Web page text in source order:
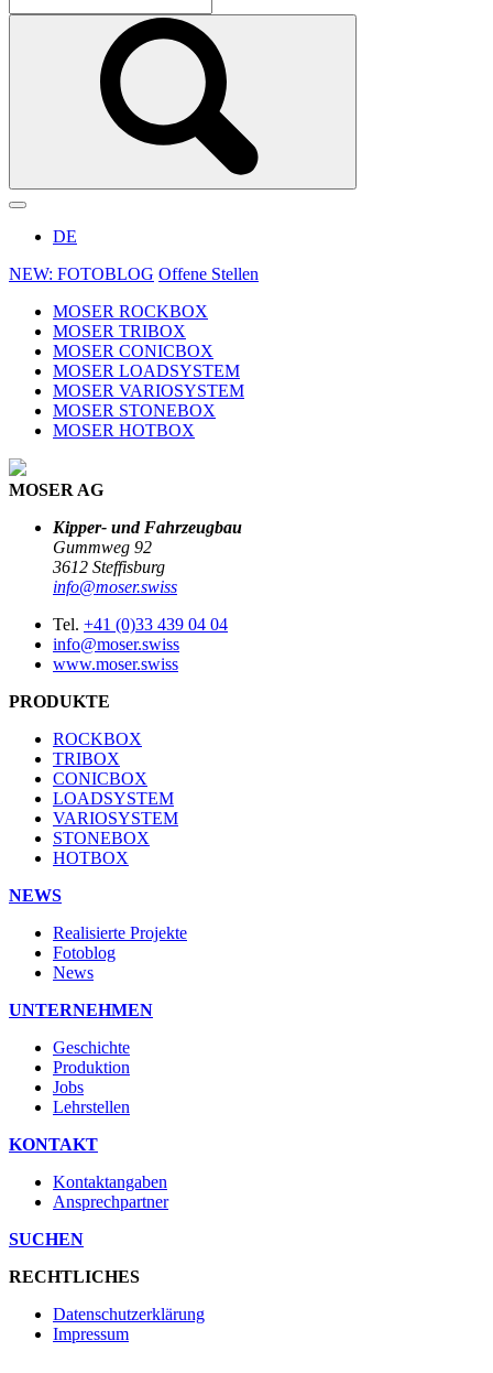
DE
NEW: FOTOBLOG Offene Stellen
MOSER ROCKBOX
MOSER TRIBOX
MOSER CONICBOX
MOSER LOADSYSTEM
MOSER VARIOSYSTEM
MOSER STONEBOX
MOSER HOTBOX
MOSER AG
Kipper- und Fahrzeugbau
Gummweg 92
3612 Steffisburg
info@moser.swiss
Tel. +41 (0)33 439 04 04
info@moser.swiss
www.moser.swiss
PRODUKTE
ROCKBOX
TRIBOX
CONICBOX
LOADSYSTEM
VARIOSYSTEM
STONEBOX
HOTBOX
NEWS
Realisierte Projekte
Fotoblog
News
UNTERNEHMEN
Geschichte
Produktion
Jobs
Lehrstellen
KONTAKT
Kontaktangaben
Ansprechpartner
SUCHEN
RECHTLICHES
Datenschutzerklärung
Impressum